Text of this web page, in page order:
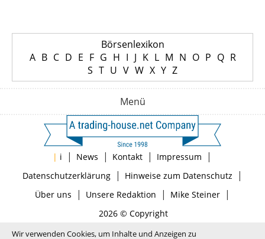
Börsenlexikon
A B C D E F G H I J K L M N O P Q R
S T U V W X Y Z
Menü
| i | News | Kontakt | Impressum |
Datenschutzerklärung| Hinweise zum Datenschutz |
Über uns | Unsere Redaktion | Mike Steiner|
2026 © Copyright
Wir verwenden Cookies, um Inhalte und Anzeigen zu